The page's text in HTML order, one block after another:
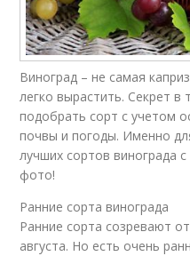
Виноград – не самая
легко вырастить. Секрет
подобрать сорт с учетом
почвы и погоды. Именно
лучших сортов винограда
фото!
Ранние сорта винограда
Ранние сорта созревают
августа. Но есть очень